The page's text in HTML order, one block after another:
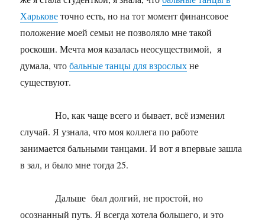
Харьковеточно есть, но на тот момент финансовое
положение моей семьи не позволяло мне такой
роскоши. Мечта моя казалась неосуществимой, я
думала, чтобальные танцы для взрослыхне
существуют.
Но, как чаще всего и бывает, всё изменил
случай. Я узнала, что моя коллега по работе
занимается бальными танцами. И вот я впервые зашла
в зал, и было мне тогда 25.
Дальше был долгий, не простой, но
осознанный путь. Я всегда хотела большего, и это